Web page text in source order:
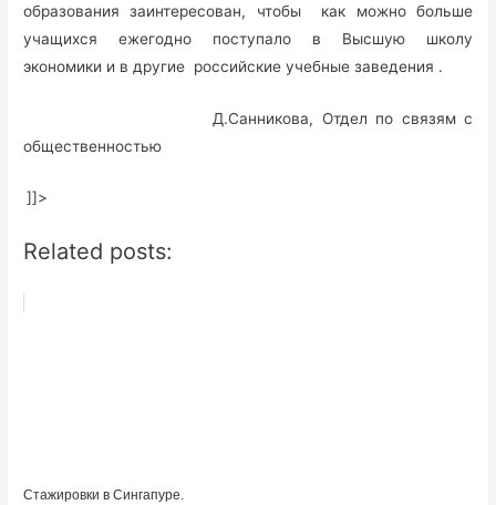
образования заинтересован, чтобы как можно больше
учащихся ежегодно поступало в Высшую школу
экономики и в другие российские учебные заведения .
Д.Санникова, Отдел по связям с
общественностью
]]>
Related posts:
Стажировки в Сингапуре.